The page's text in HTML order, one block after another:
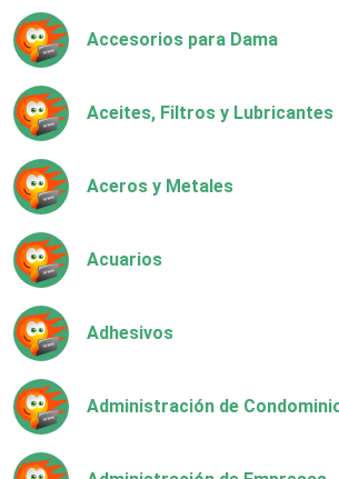
Accesorios para Dama
Aceites, Filtros y Lubricantes
Aceros y Metales
Acuarios
Adhesivos
Administración de